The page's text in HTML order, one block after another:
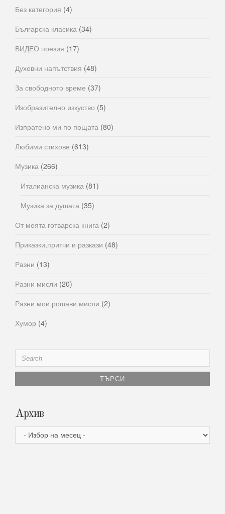
Без категория (4)
Българска класика (34)
ВИДЕО поезия (17)
Духовни напътствия (48)
За свободното време (37)
Изобразително изкуство (5)
Изпратено ми по пощата (80)
Любими стихове (613)
Музика (266)
Италианска музика (81)
Музика за душата (35)
От моята готварска книга (2)
Приказки,притчи и разкази (48)
Разни (13)
Разни мисли (20)
Разни мои рошави мисли (2)
Хумор (4)
Search
for:
Архив
Архив